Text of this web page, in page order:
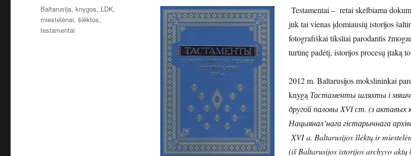
Testamentai – retai skelbiama
juk tai vienas įdomiausių istorijos
fotografiškai tiksliai parodantis
turtinę padėtį, istorijos procesų įtaką
2012 m. Baltarusijos mokslininkai
knygą Тастаменты шляхты і
другой паловы ХVІ ст. (з актавых
Нацыянал’нага гістарычнага
XVI a. Baltarusijos šlėktų ir
(iš Baltarusijos istorijos archyvo aktų
Žymos
Baltarusija,knygos, LDK,
miestelėnai,šlėktos,
testamentai